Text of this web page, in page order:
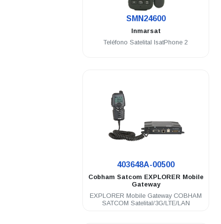
.
SMN24600
Inmarsat
Teléfono Satelital IsatPhone 2
403648A-00500
Cobham Satcom EXPLORER Mobile
Gateway
EXPLORER Mobile Gateway COBHAM
SATCOM Satelital/3G/LTE/LAN